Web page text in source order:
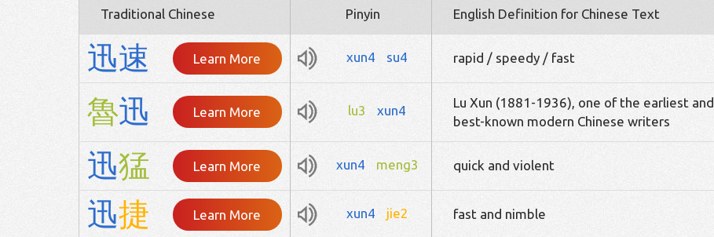
Traditional Chinese Pinyin English Definition for Chinese Text
迅速 Learn More xun4 su4 rapid / speedy / fast
魯迅 Learn More lu3 xun4
Lu Xun (1881-1936), one of the earliest and
best-known modern Chinese writers
迅猛 Learn More xun4 meng3 quick and violent
迅捷 Learn More xun4 jie2 fast and nimble